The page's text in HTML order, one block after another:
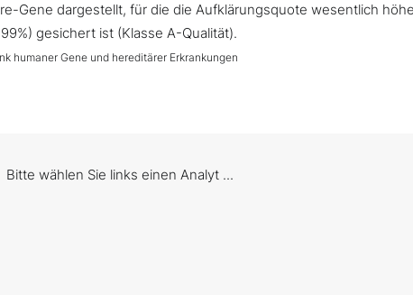
Gene dargestellt, für die die Aufklärungsquote wesentlich
gesichert ist (Klasse A-Qualität).
humaner Gene und hereditärer Erkrankungen
Bitte wählen Sie links einen Analyt ...